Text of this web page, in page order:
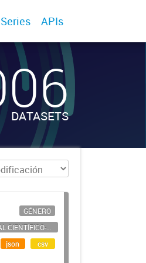
Series APIs
DATASETS
GÉNERO
PERSONAL CIENTÍFICO-TECNOLÓGICO
json
csv